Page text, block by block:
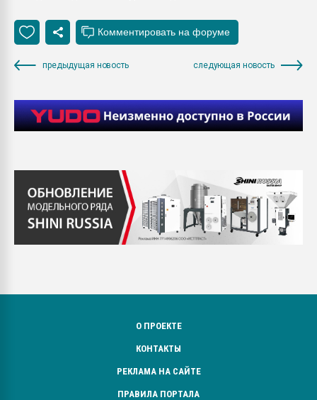
предыдущая новость следующая новость
О ПРОЕКТЕ
КОНТАКТЫ
РЕКЛАМА НА САЙТЕ
ПРАВИЛА ПОРТАЛА